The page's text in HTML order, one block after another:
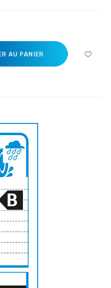
AU PANIER
B